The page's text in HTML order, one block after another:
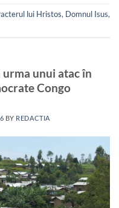
lui Hristos, Domnul Isus,
unui atac în
Congo
BY REDACTIA